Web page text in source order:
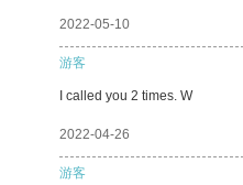
2022-05-10
游客
I called you 2 times. W
2022-04-26
游客